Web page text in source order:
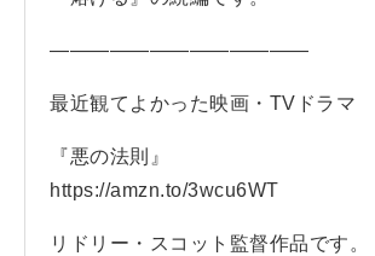
—————————————
最近観てよかった映画・TVドラマ
『悪の法則』
https://amzn.to/3wcu6WT
リドリー・スコット監督作品です。